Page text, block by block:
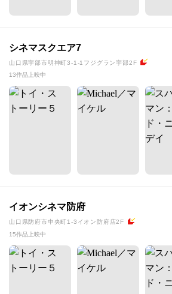
シネマスクエア7
山口県宇部市明神町3-1-1フジグラン宇部2F
13作品上映中
イオンシネマ防府
山口県防府市中央町1-3イオン防府店2F
15作品上映中